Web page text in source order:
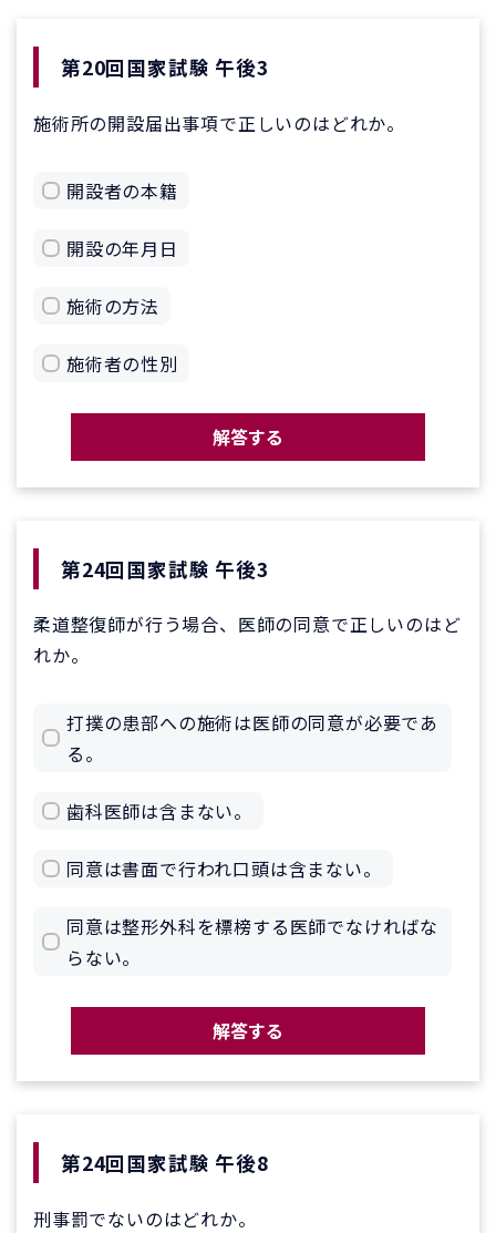
第20回国家試験 午後3
施術所の開設届出事項で正しいのはどれか。
開設者の本籍
開設の年月日
施術の方法
施術者の性別
解答する
第24回国家試験 午後3
柔道整復師が行う場合、医師の同意で正しいのはど
れか。
打撲の患部への施術は医師の同意が必要であ
る。
歯科医師は含まない。
同意は書面で行われ口頭は含まない。
同意は整形外科を標榜する医師でなければな
らない。
解答する
第24回国家試験 午後8
刑事罰でないのはどれか。